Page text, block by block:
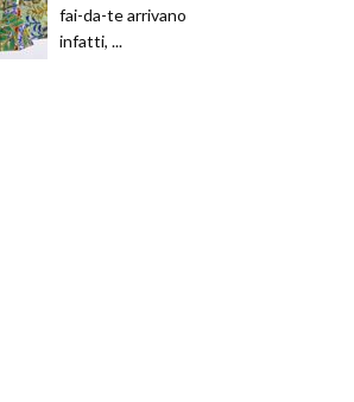
fai-da-te arrivano
infatti, ...